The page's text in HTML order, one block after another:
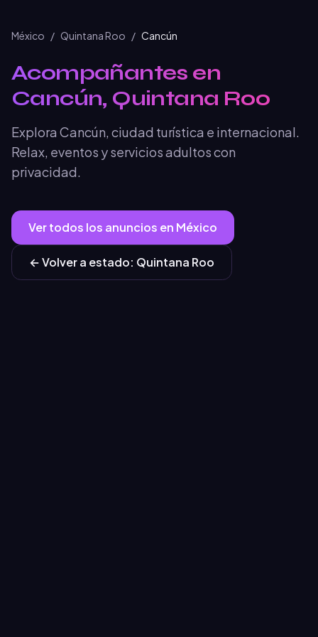
México / Quintana Roo / Cancún
Acompañantes en
Cancún, Quintana Roo
Explora Cancún, ciudad turística e internacional.
Relax, eventos y servicios adultos con
privacidad.
Ver todos los anuncios en México
← Volver a estado: Quintana Roo